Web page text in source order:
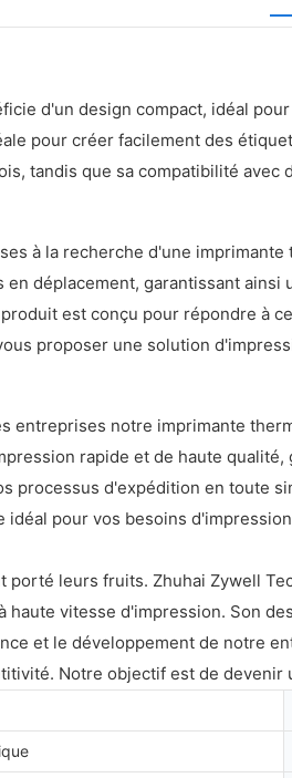
d'un design compact, idéal
pour créer facilement des
tandis que sa compatibilité
à la recherche d'une
déplacement, garantissant
est conçu pour répondre à
proposer une solution
entreprises notre imprimante
rapide et de haute
processus d'expédition en toute
pour vos besoins
leurs fruits. Zhuhai Zywell
vitesse d'impression. Son
et le développement de notre
Notre objectif est de